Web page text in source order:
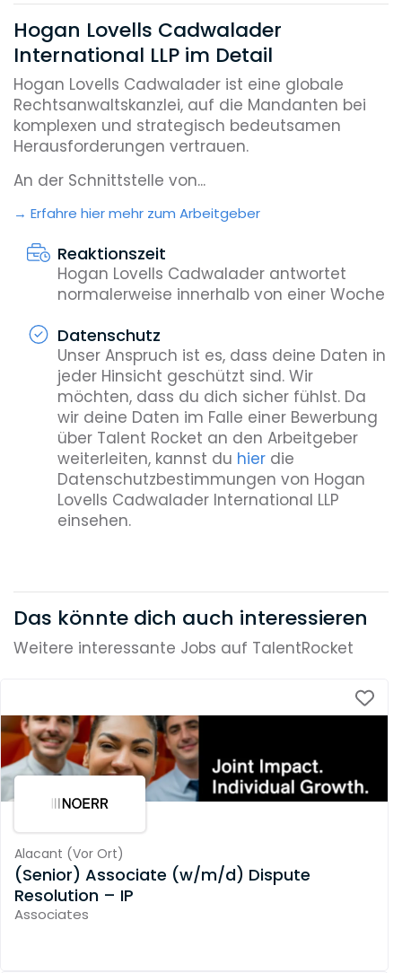
Hogan Lovells Cadwalader
International LLP im Detail
Hogan Lovells Cadwalader ist eine globale
Rechtsanwaltskanzlei, auf die Mandanten bei
komplexen und strategisch bedeutsamen
Herausforderungen vertrauen.
An der Schnittstelle von...
Erfahre hier mehr zum Arbeitgeber
Reaktionszeit
Hogan Lovells Cadwalader antwortet
normalerweise innerhalb von einer Woche
Datenschutz
Unser Anspruch ist es, dass deine Daten in
jeder Hinsicht geschützt sind. Wir
möchten, dass du dich sicher fühlst. Da
wir deine Daten im Falle einer Bewerbung
über Talent Rocket an den Arbeitgeber
weiterleiten, kannst du hierdie
Datenschutzbestimmungen von Hogan
Lovells Cadwalader International LLP
einsehen.
Das könnte dich auch interessieren
Weitere interessante Jobs auf TalentRocket
Alacant (Vor Ort)
(Senior) Associate (w/m/d) Dispute
Resolution – IP
Associates